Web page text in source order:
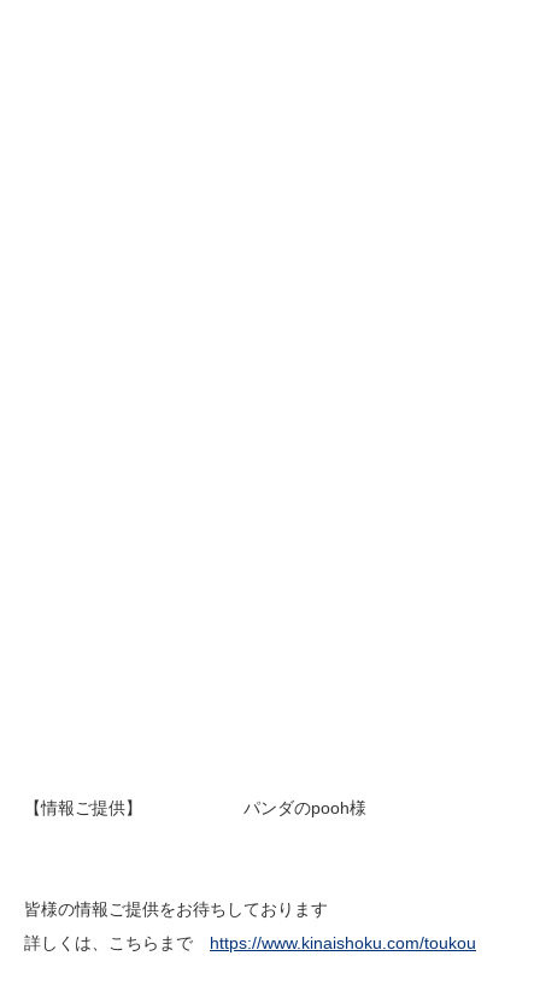
【情報ご提供】 パンダのpooh様
皆様の情報ご提供をお待ちしております
詳しくは、こちらまで https://www.kinaishoku.com/toukou